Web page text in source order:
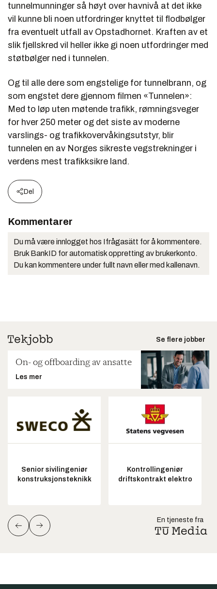
tunnelmunninger så høyt over havnivå at det ikke
vil kunne bli noen utfordringer knyttet til flodbølger
fra eventuelt utfall av Opstadhornet. Kraften av et
slik fjellskred vil heller ikke gi noen utfordringer med
støtbølger ned i tunnelen.
Og til alle dere som engstelige for tunnelbrann, og
som engstet dere gjennom filmen «Tunnelen»:
Med to løp uten møtende trafikk, rømningsveger
for hver 250 meter og det siste av moderne
varslings- og trafikkovervåkingsutstyr, blir
tunnelen en av Norges sikreste vegstrekninger i
verdens mest trafikksikre land.
Del
Kommentarer
Du må være innlogget hos Ifrågasätt for å kommentere.
Bruk BankID for automatisk oppretting av brukerkonto.
Du kan kommentere under fullt navn eller med kallenavn.
Se flere jobber
On- og offboarding av ansatte
Les mer
Senior sivilingeniør
konstruksjonsteknikk
Kontrollingeniør
driftskontrakt elektro
En tjeneste fra